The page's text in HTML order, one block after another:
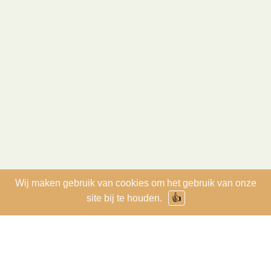
Wij maken gebruik van cookies om het gebruik van onze
site bij te houden.
👍